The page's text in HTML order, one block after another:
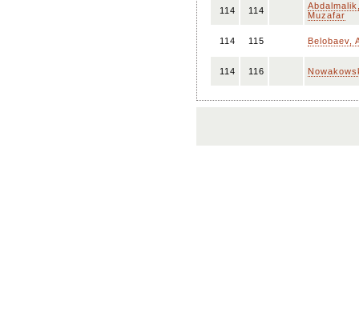
114 114
Muzafar
114 115 Belobaev,
114 116